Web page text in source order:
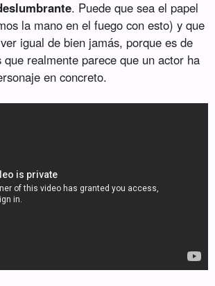
. Puede que sea el papel
la mano en el fuego con esto) y que
igual de bien jamás, porque es de
que realmente parece que un actor ha
en concreto.